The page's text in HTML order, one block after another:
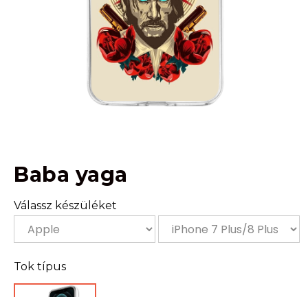
Baba yaga
Válassz készüléket
Tok típus